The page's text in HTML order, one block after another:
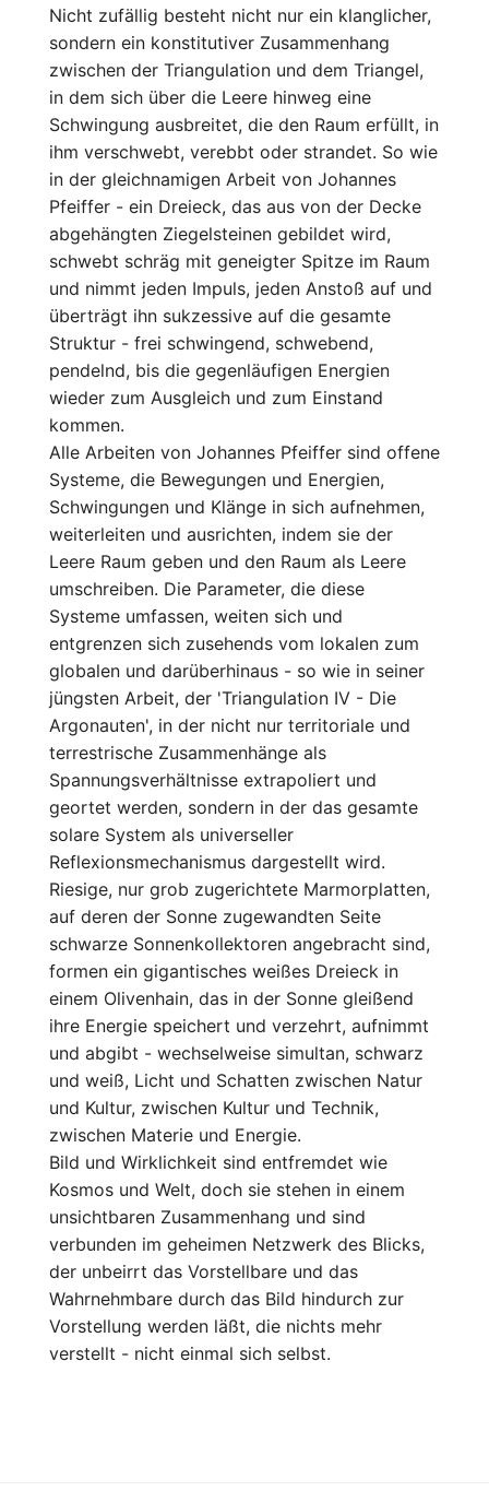
Nicht zufällig besteht nicht nur ein klanglicher,
sondern ein konstitutiver Zusammenhang
zwischen der Triangulation und dem Triangel,
in dem sich über die Leere hinweg eine
Schwingung ausbreitet, die den Raum erfüllt, in
ihm verschwebt, verebbt oder strandet. So wie
in der gleichnamigen Arbeit von Johannes
Pfeiffer - ein Dreieck, das aus von der Decke
abgehängten Ziegelsteinen gebildet wird,
schwebt schräg mit geneigter Spitze im Raum
und nimmt jeden Impuls, jeden Anstoß auf und
überträgt ihn sukzessive auf die gesamte
Struktur - frei schwingend, schwebend,
pendelnd, bis die gegenläufigen Energien
wieder zum Ausgleich und zum Einstand
kommen.
Alle Arbeiten von Johannes Pfeiffer sind offene
Systeme, die Bewegungen und Energien,
Schwingungen und Klänge in sich aufnehmen,
weiterleiten und ausrichten, indem sie der
Leere Raum geben und den Raum als Leere
umschreiben. Die Parameter, die diese
Systeme umfassen, weiten sich und
entgrenzen sich zusehends vom lokalen zum
globalen und darüberhinaus - so wie in seiner
jüngsten Arbeit, der 'Triangulation IV - Die
Argonauten', in der nicht nur territoriale und
terrestrische Zusammenhänge als
Spannungsverhältnisse extrapoliert und
geortet werden, sondern in der das gesamte
solare System als universeller
Reflexionsmechanismus dargestellt wird.
Riesige, nur grob zugerichtete Marmorplatten,
auf deren der Sonne zugewandten Seite
schwarze Sonnenkollektoren angebracht sind,
formen ein gigantisches weißes Dreieck in
einem Olivenhain, das in der Sonne gleißend
ihre Energie speichert und verzehrt, aufnimmt
und abgibt - wechselweise simultan, schwarz
und weiß, Licht und Schatten zwischen Natur
und Kultur, zwischen Kultur und Technik,
zwischen Materie und Energie.
Bild und Wirklichkeit sind entfremdet wie
Kosmos und Welt, doch sie stehen in einem
unsichtbaren Zusammenhang und sind
verbunden im geheimen Netzwerk des Blicks,
der unbeirrt das Vorstellbare und das
Wahrnehmbare durch das Bild hindurch zur
Vorstellung werden läßt, die nichts mehr
verstellt - nicht einmal sich selbst.